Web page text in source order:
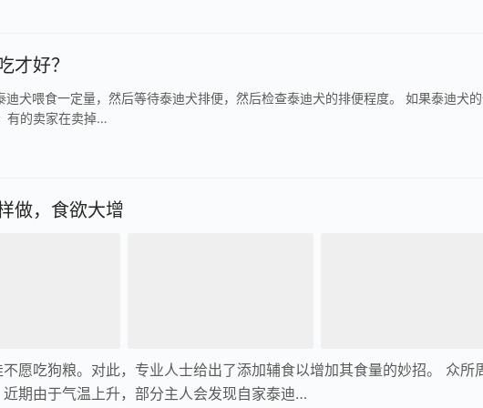
才好？
犬喂食一定量，然后等待泰迪犬排便，然后检查泰迪犬的排便程度。 如果泰迪犬
有的卖家在卖掉…
做，食欲大增
愿吃狗粮。对此，专业人士给出了添加辅食以增加其食量的妙招。 众所
期由于气温上升，部分主人会发现自家泰迪…